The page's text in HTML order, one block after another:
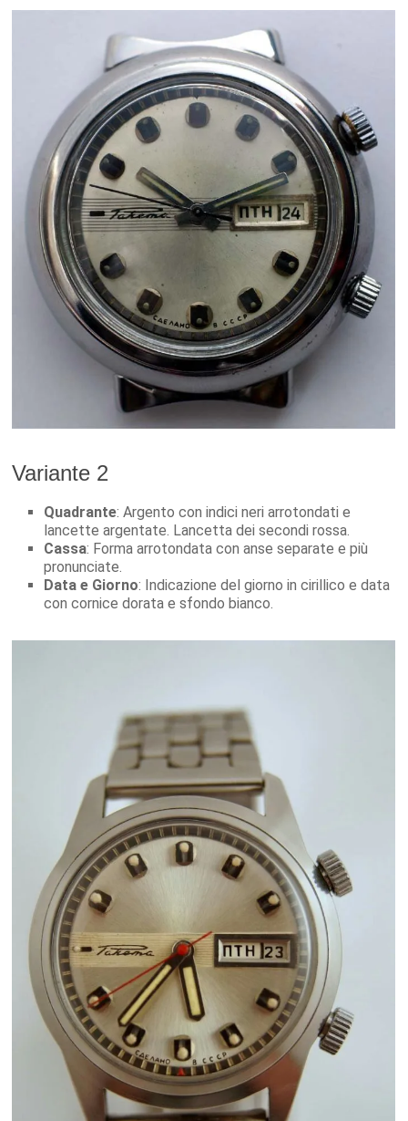
Variante 2
Quadrante: Argento con indici neri arrotondati e
lancette argentate. Lancetta dei secondi rossa.
Cassa: Forma arrotondata con anse separate e più
pronunciate.
Data e Giorno: Indicazione del giorno in cirillico e data
con cornice dorata e sfondo bianco.